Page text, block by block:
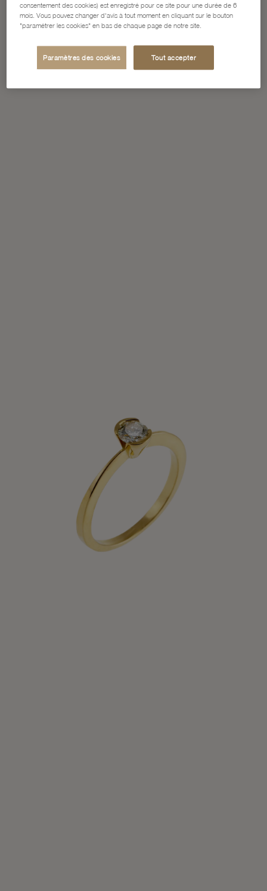
consentement des cookies) est enregistré pour ce site pour une durée de 6
mois. Vous pouvez changer d'avis à tout moment en cliquant sur le bouton
"paramétrer les cookies" en bas de chaque page de notre site.
Paramètres des cookies Tout accepter